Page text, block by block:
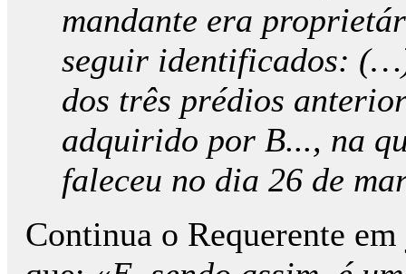
mandante era
seguir identificados:
dos três prédios
adquirido por B..., na
faleceu no dia 26 de
Continua o Requerente